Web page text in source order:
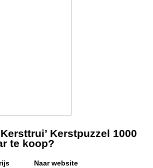
Kerstpuzzel 1000
te koop?
Naar website